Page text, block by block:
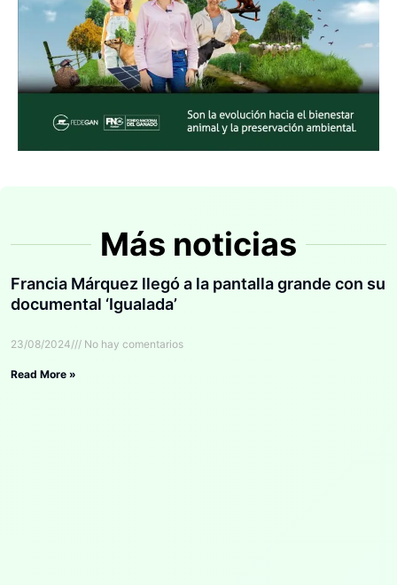
Más noticias
Francia Márquez llegó a la pantalla grande con su
documental ‘Igualada’
23/08/2024 No hay comentarios
Read More »